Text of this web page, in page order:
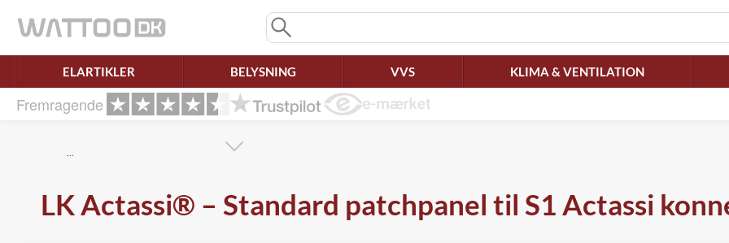
ELARTIKLER BELYSNING VVS KLIMA & VENTILATION
Fremragende
…
LK Actassi® – Standard patchpanel til S1 Actassi
Ret samtykke!